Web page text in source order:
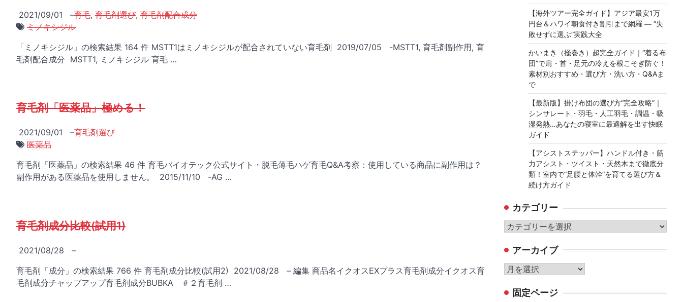
2021/09/01 –育毛, 育毛剤選び, 育毛剤配合成分
ミノキシジル
「ミノキシジル」の検索結果 164 件 MSTT1はミノキシジルが配合されていない育毛剤 2019/07/05 -MSTT1, 育毛剤副作用, 育
毛剤配合成分 MSTT1, ミノキシジル 育毛 …
育毛剤「医薬品」極める！
2021/09/01 –育毛剤選び
医薬品
育毛剤「医薬品」の検索結果 46 件 育毛バイオテック公式サイト・脱毛薄毛ハゲ育毛Q&A考察：使用している商品に副作用は？
副作用がある医薬品を使用しません。 2015/11/10 -AG …
育毛剤成分比較(試用1)
2021/08/28
–
育毛剤「成分」の検索結果 766 件 育毛剤成分比較(試用2) 2021/08/28 – 編集 商品名イクオスEXプラス育毛剤成分イクオス育
毛剤成分チャップアップ育毛剤成分BUBKA ＃２育毛剤 …
【海外ツアー完全ガイド】アジア最安1万
円台＆ハワイ朝食付き割引まで網羅 ― “失
敗せずに選ぶ”実践大全
かいまき（掻巻き）超完全ガイド｜“着る布
団”で肩・首・足元の冷えを根こそぎ防ぐ！
素材別おすすめ・選び方・洗い方・Q&Aま
で
【最新版】掛け布団の選び方“完全攻略”｜
シンサレート・羽毛・人工羽毛・調温・吸
湿発熱…あなたの寝室に最適解を出す快眠
ガイド
【アシストステッパー】ハンドル付き・筋
力アシスト・ツイスト・天然木まで徹底分
類！室内で“足腰と体幹”を育てる選び方＆
続け方ガイド
カテゴリー
カ
ゴ
リ
ー
アーカイブ
ア
カ 固定ページ